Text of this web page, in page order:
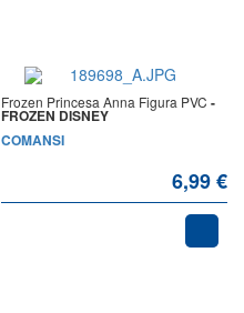
Frozen Princesa Anna Figura PVC -
FROZEN DISNEY
COMANSI
6,99 €